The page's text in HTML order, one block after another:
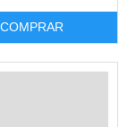
COMPRAR